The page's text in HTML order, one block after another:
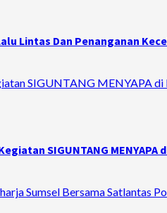
Lintas Dan Penanganan
SIGUNTANG MENYAPA
SIGUNTANG MENYAPA
Sumsel Bersama